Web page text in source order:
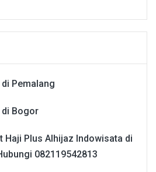
Pemalang
Bogor
Haji Plus Alhijaz Indowisata di
082119542813